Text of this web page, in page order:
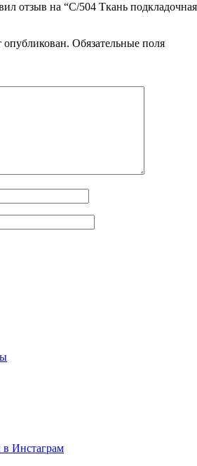
отзыв на “C/504 Ткань подкладочная
опубликован. Обязательные поля
Инстаграм